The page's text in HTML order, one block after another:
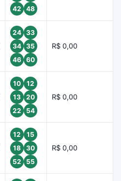
42
48
24
33
34
35
46
60
R$ 0,00
10
12
13
20
22
54
R$ 0,00
12
15
18
30
52
55
R$ 0,00